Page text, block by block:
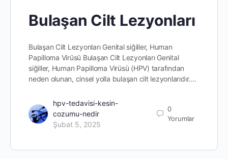
Bulaşan Cilt Lezyonları
Bulaşan Cilt Lezyonları Genital siğiller, Human
Papilloma Virüsü Bulaşan Cilt Lezyonları Genital
siğiller, Human Papilloma Virüsü (HPV) tarafından
neden olunan, cinsel yolla bulaşan cilt lezyonlarıdır.…
hpv-tedavisi-kesin-
cozumu-nedir
Şubat 5, 2025
0
Yorumlar